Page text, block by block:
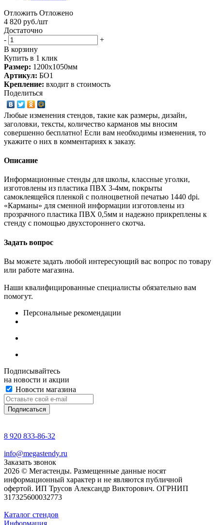
Отложить Отложено
4 820 руб./шт
Достаточно
-
+
В корзину
Купить в 1 клик
Размер: 1200х1050мм
Артикул: БО1
Крепление: входит в стоимость
Поделиться
Любые изменения стендов, такие как размеры, дизайн,
заголовки, тексты, количество карманов мы вносим
совершенно бесплатно! Если вам необходимы изменения, то
укажите о них в комментариях к заказу.
Описание
Информационные стенды для школы, классные уголки,
изготовлены из пластика ПВХ 3-4мм, покрыты
самоклеящейся пленкой с полноцветной печатью 1440 dpi.
«Карманы» для сменной информации изготовлены из
прозрачного пластика ПВХ 0,5мм и надежно прикреплены к
стенду с помощью двухстороннего скотча.
Задать вопрос
Вы можете задать любой интересующий вас вопрос по товару
или работе магазина.
Наши квалифицированные специалисты обязательно вам
помогут.
Персональные рекомендации
Подписывайтесь
на новости и акции
Новости магазина
8 920 833-86-32
info@megastendy.ru
Заказать звонок
2026 © Мегастенды. Размещенные данные носят
информационный характер и не являются публичной
офертой. ИП Трусов Александр Викторович. ОГРНИП
317325600032773
Каталог стендов
Информация